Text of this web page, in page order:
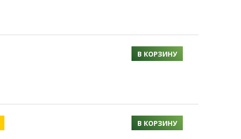
В КОРЗИНУ
В КОРЗИНУ